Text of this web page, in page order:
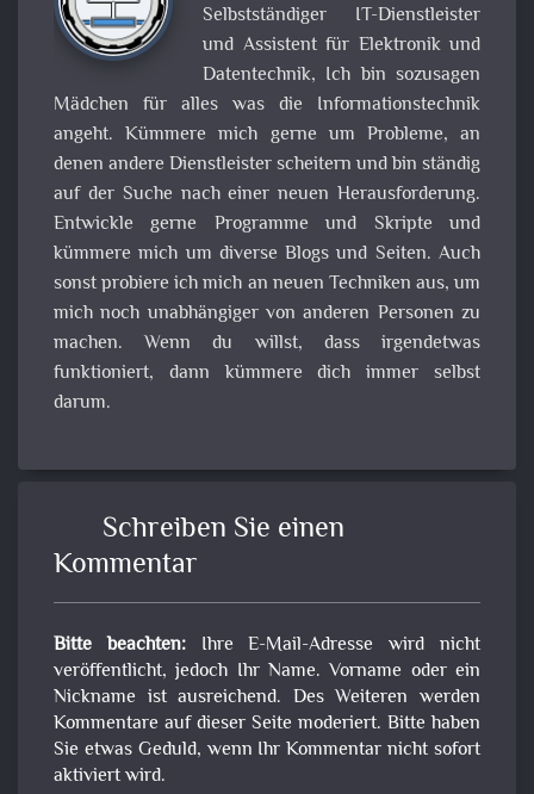
Selbstständiger IT-Dienstleister
und Assistent für Elektronik und
Datentechnik, Ich bin sozusagen
Mädchen für alles was die Informationstechnik
angeht. Kümmere mich gerne um Probleme, an
denen andere Dienstleister scheitern und bin ständig
auf der Suche nach einer neuen Herausforderung.
Entwickle gerne Programme und Skripte und
kümmere mich um diverse Blogs und Seiten. Auch
sonst probiere ich mich an neuen Techniken aus, um
mich noch unabhängiger von anderen Personen zu
machen. Wenn du willst, dass irgendetwas
funktioniert, dann kümmere dich immer selbst
darum.
Schreiben Sie einen
Kommentar
Bitte beachten:Ihre E-Mail-Adresse wird nicht
veröffentlicht, jedoch Ihr Name. Vorname oder ein
Nickname ist ausreichend. Des Weiteren werden
Kommentare auf dieser Seite moderiert. Bitte haben
Sie etwas Geduld, wenn Ihr Kommentar nicht sofort
aktiviert wird.